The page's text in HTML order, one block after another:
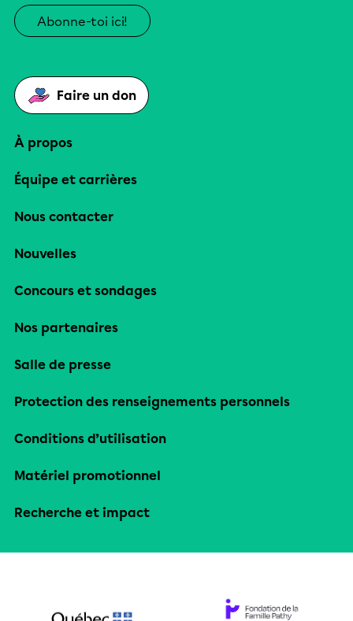
Abonne-toi ici!
Faire un don
À propos
Équipe et carrières
Nous contacter
Nouvelles
Concours et sondages
Nos partenaires
Salle de presse
Protection des renseignements personnels
Conditions d’utilisation
Matériel promotionnel
Recherche et impact